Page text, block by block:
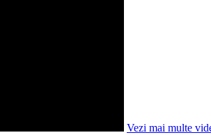
Vezi mai multe